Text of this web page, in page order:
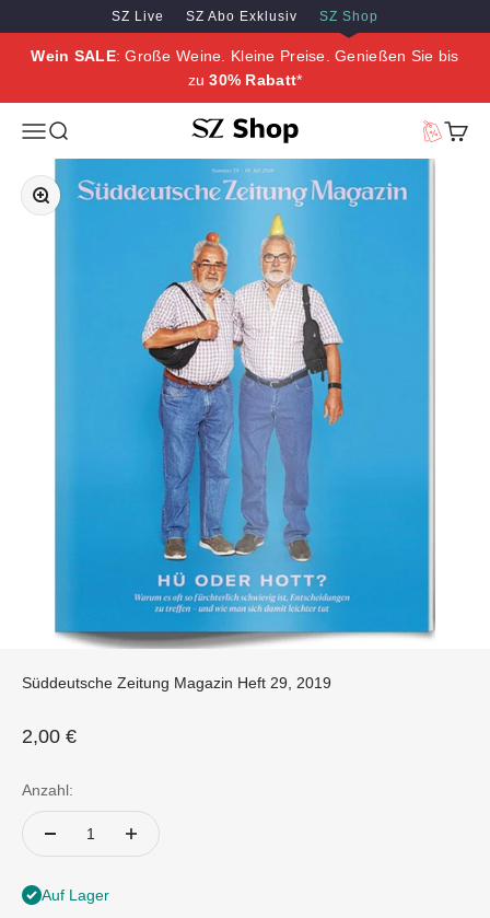
Zum Inhalt springen
Zum Hauptinhalt springen
SZ Live SZ Abo Exklusiv SZ Shop
Wein SALE: Große Weine. Kleine Preise. Genießen Sie bis
zu30% Rabatt*
MenüSuche SZ Erleben
Bild vergrößern
Süddeutsche Zeitung Magazin Heft 29, 2019
Angebot
2,00 €
Anzahl:
Auf Lager